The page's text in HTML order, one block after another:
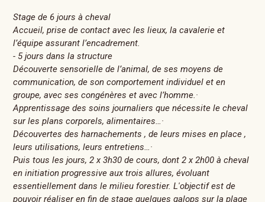
Stage de 6 jours à cheval
Accueil, prise de contact avec les lieux, la cavalerie et
l’équipe assurant l’encadrement.
- 5 jours dans la structure
Découverte sensorielle de l’animal, de ses moyens de
communication, de son comportement individuel et en
groupe, avec ses congénères et avec l’homme.·
Apprentissage des soins journaliers que nécessite le cheval
sur les plans corporels, alimentaires…·
Découvertes des harnachements , de leurs mises en place ,
leurs utilisations, leurs entretiens…·
Puis tous les jours, 2 x 3h30 de cours, dont 2 x 2h00 à cheval
en initiation progressive aux trois allures, évoluant
essentiellement dans le milieu forestier. L'objectif est de
pouvoir réaliser en fin de stage quelques galops sur la plage